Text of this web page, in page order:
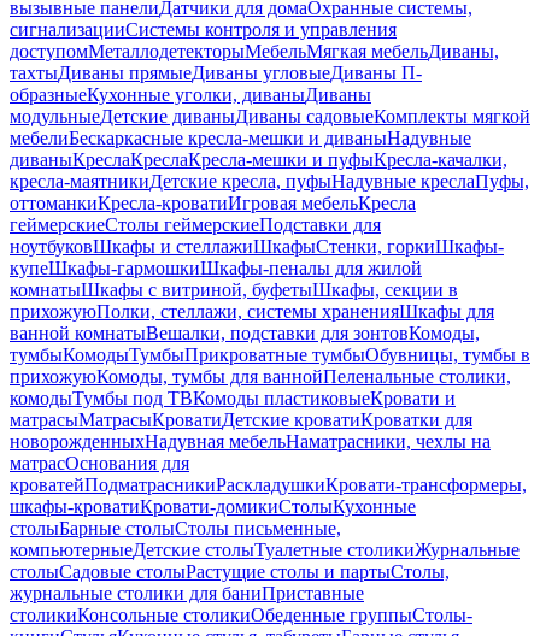
вызывные панелиДатчики для домаОхранные системы,
сигнализацииСистемы контроля и управления
доступомМеталлодетекторыМебельМягкая мебельДиваны,
тахтыДиваны прямыеДиваны угловыеДиваны П-
образныеКухонные уголки, диваныДиваны
модульныеДетские диваныДиваны садовыеКомплекты мягкой
мебелиБескаркасные кресла-мешки и диваныНадувные
диваныКреслаКреслаКресла-мешки и пуфыКресла-качалки,
кресла-маятникиДетские кресла, пуфыНадувные креслаПуфы,
оттоманкиКресла-кроватиИгровая мебельКресла
геймерскиеСтолы геймерскиеПодставки для
ноутбуковШкафы и стеллажиШкафыСтенки, горкиШкафы-
купеШкафы-гармошкиШкафы-пеналы для жилой
комнатыШкафы с витриной, буфетыШкафы, секции в
прихожуюПолки, стеллажи, системы храненияШкафы для
ванной комнатыВешалки, подставки для зонтовКомоды,
тумбыКомодыТумбыПрикроватные тумбыОбувницы, тумбы в
прихожуюКомоды, тумбы для ваннойПеленальные столики,
комодыТумбы под ТВКомоды пластиковыеКровати и
матрасыМатрасыКроватиДетские кроватиКроватки для
новорожденныхНадувная мебельНаматрасники, чехлы на
матрасОснования для
кроватейПодматрасникиРаскладушкиКровати-трансформеры,
шкафы-кроватиКровати-домикиСтолыКухонные
столыБарные столыСтолы письменные,
компьютерныеДетские столыТуалетные столикиЖурнальные
столыСадовые столыРастущие столы и партыСтолы,
журнальные столики для баниПриставные
столикиКонсольные столикиОбеденные группыСтолы-